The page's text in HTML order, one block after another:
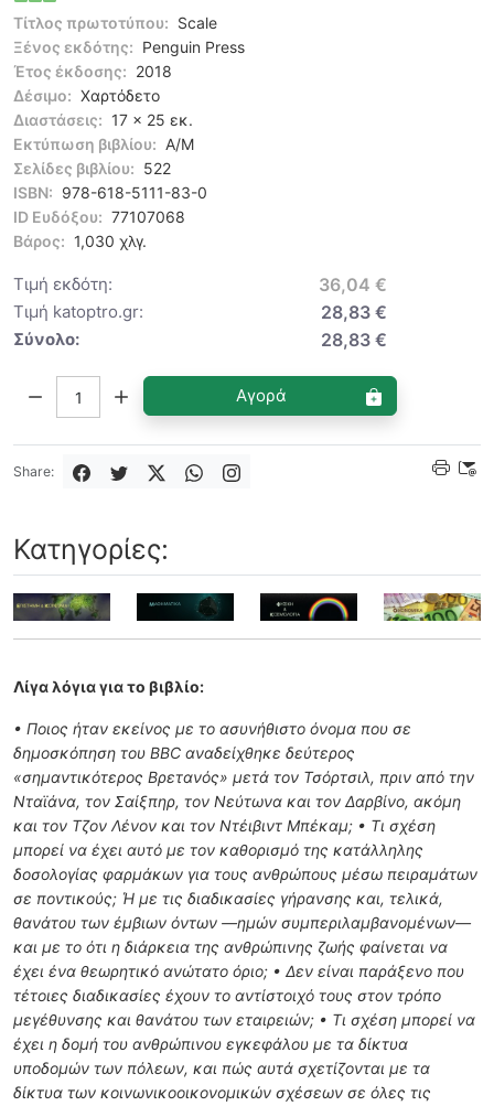
Τίτλος πρωτοτύπου: Scale
Ξένος εκδότης: Penguin Press
Έτος έκδοσης: 2018
Δέσιμο: Χαρτόδετο
Διαστάσεις: 17 x 25 εκ.
Εκτύπωση βιβλίου: Α/Μ
Σελίδες βιβλίου: 522
ISBN: 978-618-5111-83-0
ID Ευδόξου: 77107068
Βάρος: 1,030 χλγ.
Τιμή εκδότη: 36,04 €
Τιμή katoptro.gr: 28,83 €
Σύνολο: 28,83 €
Αγορά
Share:
Κατηγορίες:
Λίγα λόγια για το βιβλίο:
• Ποιος ήταν εκείνος με το ασυνήθιστο όνομα που σε
δημοσκόπηση του BBC αναδείχθηκε δεύτερος
«σημαντικότερος Βρετανός» μετά τον Τσόρτσιλ, πριν από την
Νταϊάνα, τον Σαίξπηρ, τον Νεύτωνα και τον Δαρβίνο, ακόμη
και τον Τζον Λένον και τον Ντέιβιντ Μπέκαμ; • Τι σχέση
μπορεί να έχει αυτό με τον καθορισμό της κατάλληλης
δοσολογίας φαρμάκων για τους ανθρώπους μέσω πειραμάτων
σε ποντικούς; Ή με τις διαδικασίες γήρανσης και, τελικά,
θανάτου των έμβιων όντων —ημών συμπεριλαμβανομένων—
και με το ότι η διάρκεια της ανθρώπινης ζωής φαίνεται να
έχει ένα θεωρητικό ανώτατο όριο; • Δεν είναι παράξενο που
τέτοιες διαδικασίες έχουν το αντίστοιχό τους στον τρόπο
μεγέθυνσης και θανάτου των εταιρειών; • Τι σχέση μπορεί να
έχει η δομή του ανθρώπινου εγκεφάλου με τα δίκτυα
υποδομών των πόλεων, και πώς αυτά σχετίζονται με τα
δίκτυα των κοινωνικοοικονομικών σχέσεων σε όλες τις